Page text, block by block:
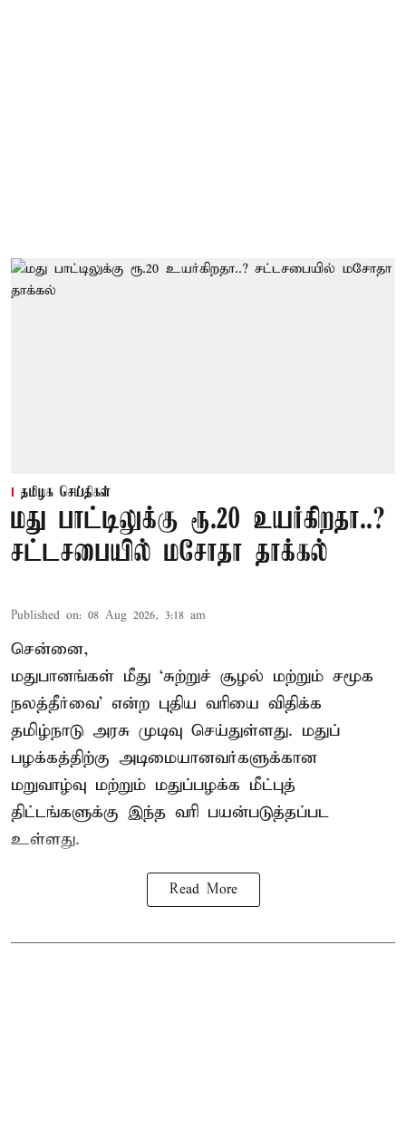
தமிழக செய்திகள்
மது பாட்டிலுக்கு ரூ.20 உயர்கிறதா..?
சட்டசபையில் மசோதா தாக்கல்
Published on: 08 Aug 2026, 3:18 am
சென்னை,
மதுபானங்கள் மீது ‘சுற்றுச் சூழல் மற்றும் சமூக
நலத்தீர்வை’ என்ற புதிய வரியை விதிக்க
தமிழ்நாடு அரசு முடிவு செய்துள்ளது. மதுப்
பழக்கத்திற்கு அடிமையானவர்களுக்கான
மறுவாழ்வு மற்றும் மதுப்பழக்க மீட்புத்
திட்டங்களுக்கு இந்த வரி பயன்படுத்தப்பட
உள்ளது.
Read More